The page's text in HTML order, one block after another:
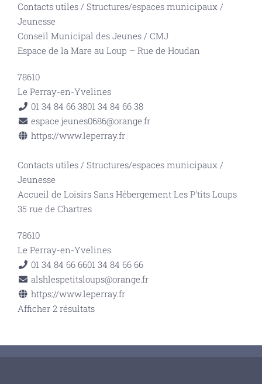
Contacts utiles / Structures/espaces municipaux /
Jeunesse
Conseil Municipal des Jeunes / CMJ
Espace de la Mare au Loup – Rue de Houdan
78610
Le Perray-en-Yvelines
01 34 84 66 3801 34 84 66 38
espace.jeunes0686@orange.fr
https://www.leperray.fr
Contacts utiles / Structures/espaces municipaux /
Jeunesse
Accueil de Loisirs Sans Hébergement Les P'tits Loups
35 rue de Chartres
78610
Le Perray-en-Yvelines
01 34 84 66 6601 34 84 66 66
alshlespetitsloups@orange.fr
https://www.leperray.fr
Afficher 2 résultats